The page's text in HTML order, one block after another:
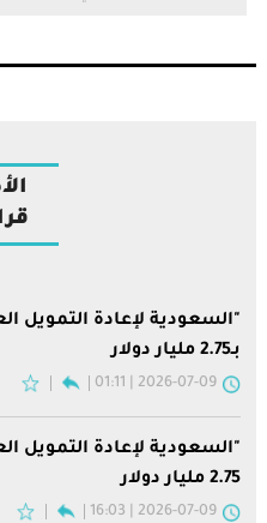
"السعودية لإعادة التمويل
بـ2.75 مليار دولار
2026-07-09 | 01:11
"السعودية لإعادة التمويل
2.75 مليار دولار
2026-07-09 | 16:03